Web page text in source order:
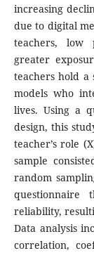
increasing
due to digital
teachers, low
greater
teachers hold a
models who
lives. Using a
design, this
teacher’s role
sample
random
reliability,
Data analysis
correlation,